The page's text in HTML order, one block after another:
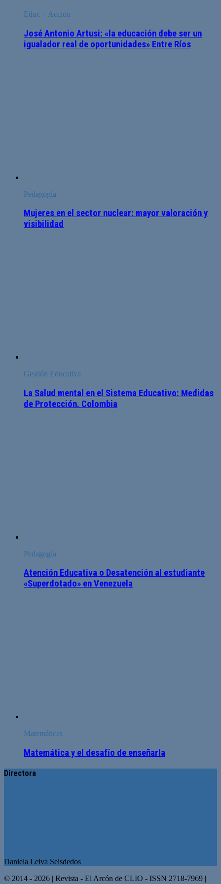
Educ + Acción
José Antonio Artusi: «la educación debe ser un
igualador real de oportunidades» Entre Ríos
Pedagogía
Mujeres en el sector nuclear: mayor valoración y
visibilidad
Gestión Educativa
La Salud mental en el Sistema Educativo: Medidas
de Protección. Colombia
Pedagogía
Atención Educativa o Desatención al estudiante
«Superdotado» en Venezuela
Matemáticas
Matemática y el desafío de enseñarla
Directora
Daniela Leiva Seisdedos
© 2014 - 2026 | Revista - El Arcón de CLIO - ISSN 2718-7969 |